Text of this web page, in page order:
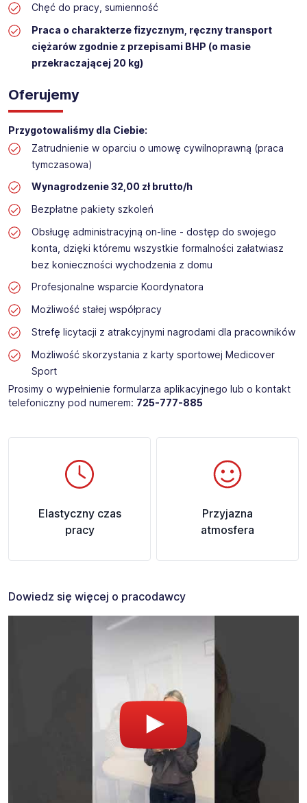
Chęć do pracy, sumienność
Praca o charakterze fizycznym, ręczny transport
ciężarów zgodnie z przepisami BHP (o masie
przekraczającej 20 kg)
Oferujemy
Przygotowaliśmy dla Ciebie:
Zatrudnienie w oparciu o umowę cywilnoprawną (praca
tymczasowa)
Wynagrodzenie 32,00 zł brutto/h
Bezpłatne pakiety szkoleń
Obsługę administracyjną on-line - dostęp do swojego
konta, dzięki któremu wszystkie formalności załatwiasz
bez konieczności wychodzenia z domu
Profesjonalne wsparcie Koordynatora
Możliwość stałej współpracy
Strefę licytacji z atrakcyjnymi nagrodami dla pracowników
Możliwość skorzystania z karty sportowej Medicover
Sport
Prosimy o wypełnienie formularza aplikacyjnego lub o kontakt
telefoniczny pod numerem: 725-777-885​
Elastyczny czas
pracy
Przyjazna
atmosfera
Dowiedz się więcej o pracodawcy